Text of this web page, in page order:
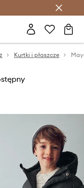
>
Kurtki i płaszcze